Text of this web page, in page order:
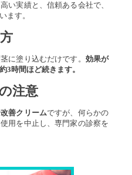
い実績と、信頼ある会社で、
ます。
に塗り込むだけです。 効果が
3時間ほど続きます。
注意
善クリームですが、何らかの
用を中止し、専門家の診察を